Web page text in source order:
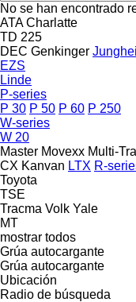
No se han encontrado
ATA Charlatte
TD 225
DEC Genkinger
EZS
Linde
P-series
P 30 P 50 P 60 P 250
W-series
W 20
Master Movexx Multi-
CX Kanvan LTX R-
Toyota
TSE
Tracma Volk Yale
MT
mostrar todos
Grúa autocargante
Grúa autocargante
Ubicación
Radio de búsqueda